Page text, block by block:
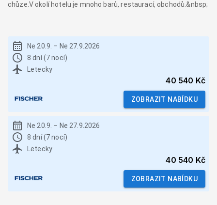
chůze.V okolí hotelu je mnoho barů, restaurací, obchodů.&nbsp;
Ne 20.9. – Ne 27.9.2026
8 dní (7 nocí)
Letecky
40 540 Kč
ZOBRAZIT NABÍDKU
Ne 20.9. – Ne 27.9.2026
8 dní (7 nocí)
Letecky
40 540 Kč
ZOBRAZIT NABÍDKU